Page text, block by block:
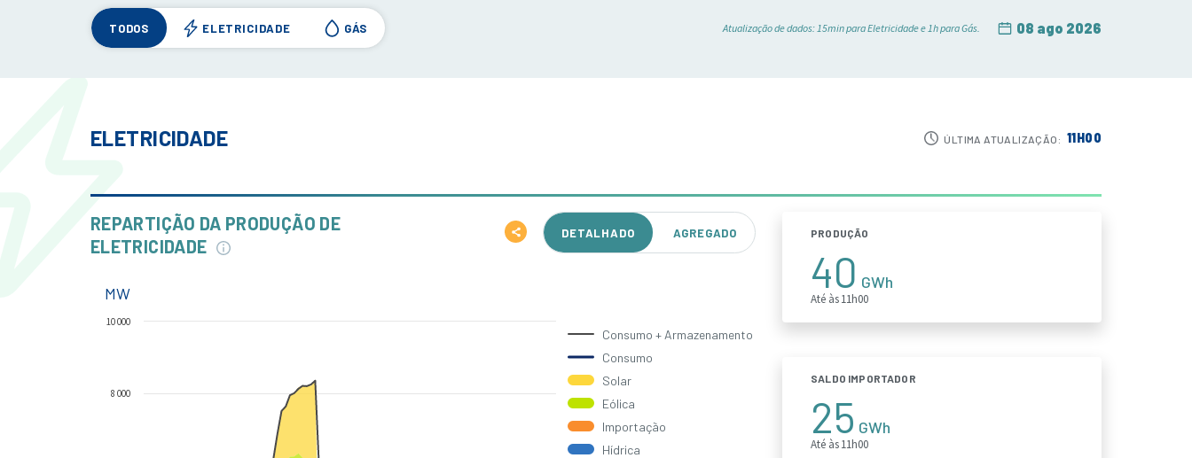
TODOS ELETRICIDADE GÁS Atualização de dados: 15min para Eletricidade e 1h para Gás. 08 ago 2026
ELETRICIDADE ÚLTIMA ATUALIZAÇÃO: 11H00
REPARTIÇÃO DA PRODUÇÃO DE
ELETRICIDADE
DETALHADO AGREGADO
MW
8 000
10 000
Consumo + Armazenamento
Consumo
Solar
Eólica
Importação
Hídrica
PRODUÇÃO
40 GWh
Até às 11h00
SALDO IMPORTADOR
25 GWh
Até às 11h00